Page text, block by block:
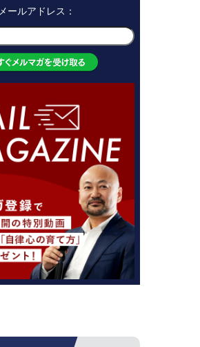
メールアドレス：